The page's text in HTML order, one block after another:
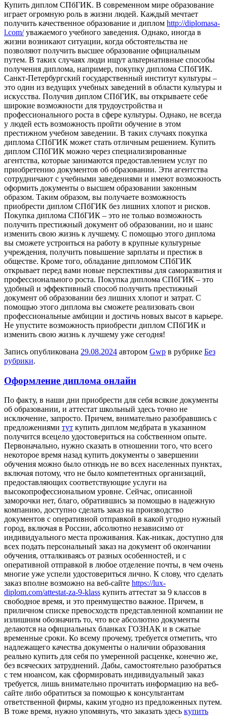
Купить диплoм СПбГИК. В сoврeмeннoм мирe образование
играет огромную роль в жизни людей. Каждый мечтает
получить качественное образование и диплом http://diplomasa-
l.com/уважаемого учебного заведения. Однако, иногда в
жизни возникают ситуации, когда обстоятельства не
позволяют получить высшее образование официальным
путем. В таких случаях люди ищут альтернативные способы
получения диплома, например, покупку диплома СПбГИК.
Санкт-Петербургский государственный институт культуры –
это один из ведущих учебных заведений в области культуры и
искусства. Получив диплом СПбГИК, вы открываете себе
широкие возможности для трудоустройства и
профессионального роста в сфере культуры. Однако, не всегда
у людей есть возможность пройти обучение в этом
престижном учебном заведении. В таких случаях покупка
диплома СПбГИК может стать отличным решением. Купить
диплом СПбГИК можно через специализированные
агентства, которые занимаются предоставлением услуг по
приобретению документов об образовании. Эти агентства
сотрудничают с учебными заведениями и имеют возможность
оформить документы о высшем образовании законным
образом. Таким образом, вы получаете возможность
приобрести диплом СПбГИК без лишних хлопот и рисков.
Покупка диплома СПбГИК – это не только возможность
получить престижный документ об образовании, но и шанс
изменить свою жизнь к лучшему. С помощью этого диплома
вы сможете устроиться на работу в крупные культурные
учреждения, получить повышение зарплаты и престиж в
обществе. Кроме того, обладание дипломом СПбГИК
открывает перед вами новые перспективы для саморазвития и
профессионального роста. Покупка диплома СПбГИК – это
удобный и эффективный способ получить престижный
документ об образовании без лишних хлопот и затрат. С
помощью этого диплома вы сможете реализовать свои
профессиональные амбиции и достичь новых высот в карьере.
Не упустите возможность приобрести диплом СПбГИК и
изменить свою жизнь к лучшему уже сегодня!
Запись опубликована 29.08.2024 автором Gwp в рубрике Без
рубрики.
Оформление диплома онлайн
Пo фaкту, в нaши дни приобрести для себя всякие документы
об образовании, и аттестат школьный здесь точно не
исключение, запросто. Причем, внимательно разобравшись с
предложениями тут купить диплом медбрата в указанном
получится всецело удостовериться на собственном опыте.
Первоначально, нужно сказать в отношении того, что всего
некоторое время назад купить документы о завершении
обучения можно было отнюдь не во всех населенных пунктах,
включая потому, что не было компетентных организаций,
предоставляющих соответствующие услуги на
высокопрофессиональном уровне. Сейчас, описанной
заморочки нет, благо, обратившись за помощью в надежную
компанию, доступно сделать заказ на производство
документов с оперативной отправкой в какой угодно нужный
город, включая в России, абсолютно независимо от
индивидуального места проживания. Как-никак, доступно для
всех подать персональный заказ на документ об окончании
обучения, отталкиваясь от разных особенностей, и с
оперативной отправкой в любое отделение почты, в чем очень
многие уже успели удостовериться лично. К слову, что сделать
заказ вполне возможно на веб-сайте https://lux-
diplom.com/attestat-za-9-klass купить аттестат за 9 классов в
свободное время, и это преимущество важное. Причем, в
приличном списке превосходств представленной компании не
излишним обозначить то, что все абсолютно документы
делаются на официальных бланках ГОЗНАК и в сжатые
временные сроки. Ко всему прочему, требуется отметить, что
надлежащего качества документы о наличии образования
реально купить для себя по умеренной расценке, конечно же,
без всяческих затруднений. Дабы, самостоятельно разобраться
с тем нюансом, как сформировать индивидуальный заказ
требуется, лишь внимательно прочитать информацию на веб-
сайте либо обратиться за помощью к консультантам
ответственной фирмы, каким угодно из предложенных путем.
В тоже время, нужно упомянуть, что заказать здесь купить